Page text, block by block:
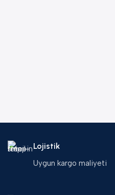
Lojistik
Uygun kargo maliyeti